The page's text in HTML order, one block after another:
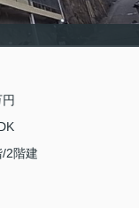
2階建